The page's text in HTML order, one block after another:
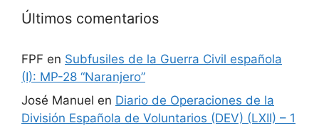
Últimos comentarios
FPF en Subfusiles de la Guerra Civil española
(I): MP-28 “Naranjero”
José Manuel en Diario de Operaciones de la
División Española de Voluntarios (DEV) (LXII) – 1